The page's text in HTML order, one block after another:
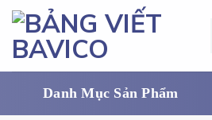
Skip
content